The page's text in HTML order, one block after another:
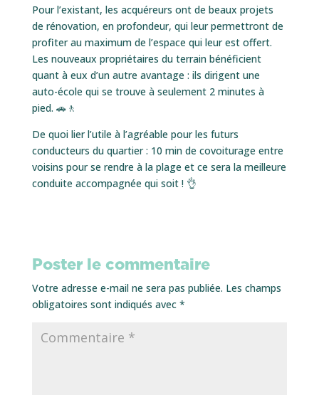
Pour l’existant, les acquéreurs ont de beaux projets
de rénovation, en profondeur, qui leur permettront de
profiter au maximum de l’espace qui leur est offert.
Les nouveaux propriétaires du terrain bénéficient
quant à eux d’un autre avantage : ils dirigent une
auto-école qui se trouve à seulement 2 minutes à
pied. 🚗🚶
De quoi lier l’utile à l’agréable pour les futurs
conducteurs du quartier : 10 min de covoiturage entre
voisins pour se rendre à la plage et ce sera la meilleure
conduite accompagnée qui soit ! 👌
Poster le commentaire
Votre adresse e-mail ne sera pas publiée. Les champs
obligatoires sont indiqués avec *